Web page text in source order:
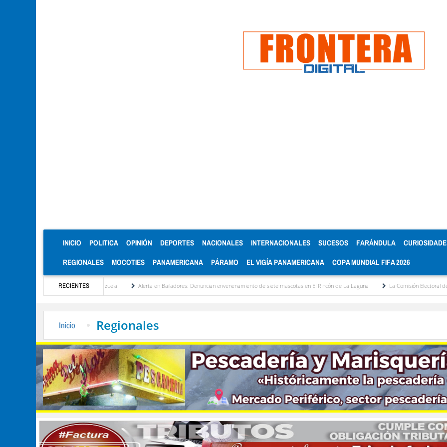
INICIO (CURRENT)
POLITICA OPINIÓN DEPORTES NACIONALES INTERNACIONALES SUCESOS FARÁNDULA
REGIONALES MOCOTIES PANAMERICANA PÁRAMO EL VIGÍA PANAMERICANA COPA MUNDIAL FIFA 2026
RECIENTES
de Venezuela Alerta en Bailadores: Denuncian envenenamiento de siete mascotas en El Rincón de La Laguna La Comisión Electoral del Colegio de
Inicio Regionales